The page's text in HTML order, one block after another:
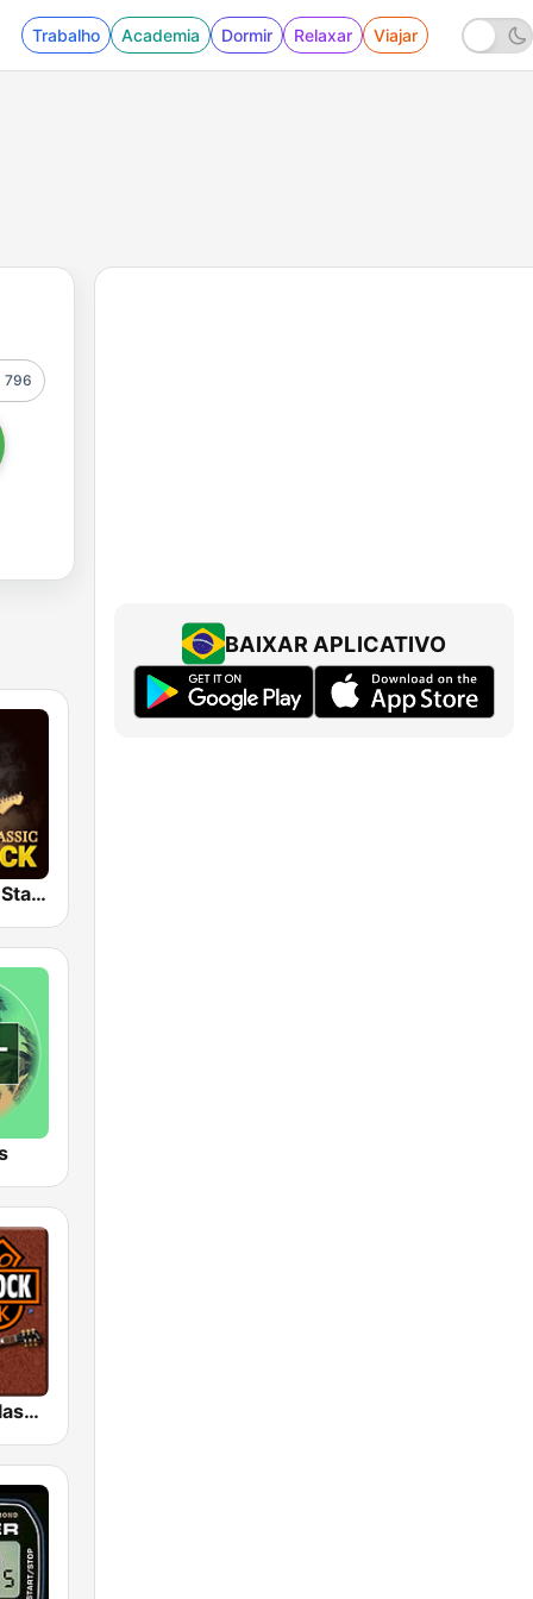
Trabalho Academia Dormir Relaxar Viajar
796
Classic Rock Station
HD Radio - Classic Rock
BAIXAR APLICATIVO